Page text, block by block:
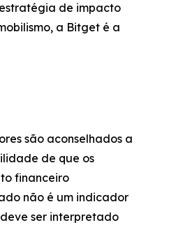
estratégia de impacto
a Bitget é a
são aconselhados a
de que os
financeiro
não é um indicador
ser interpretado